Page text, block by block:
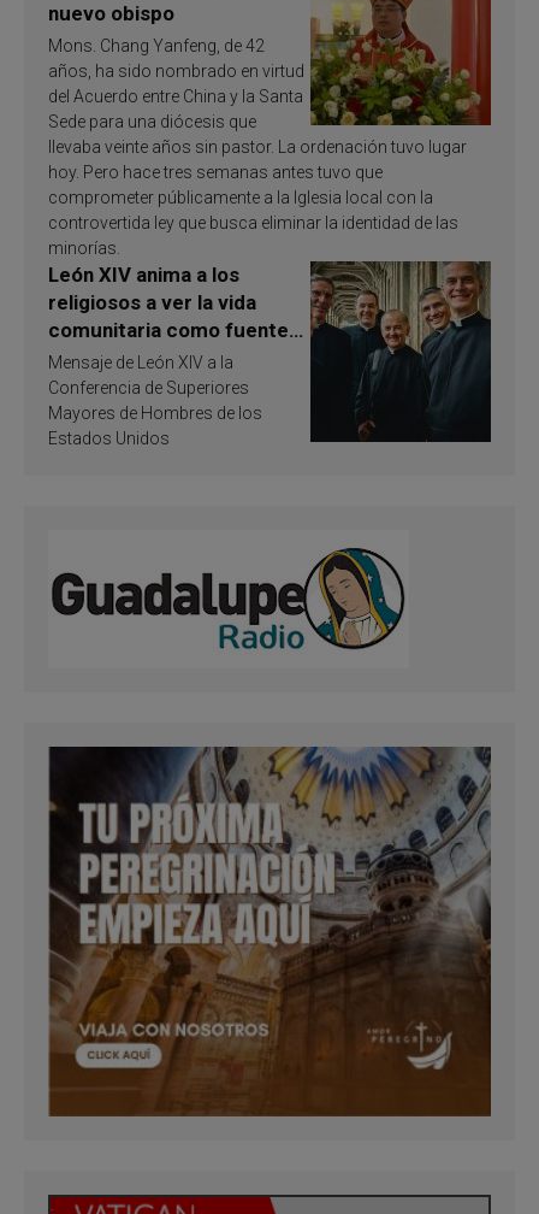
nuevo obispo
Mons. Chang Yanfeng, de 42
años, ha sido nombrado en virtud
del Acuerdo entre China y la Santa
Sede para una diócesis que
llevaba veinte años sin pastor. La ordenación tuvo lugar
hoy. Pero hace tres semanas antes tuvo que
comprometer públicamente a la Iglesia local con la
controvertida ley que busca eliminar la identidad de las
minorías.
León XIV anima a los
religiosos a ver la vida
comunitaria como fuente
de inspiración y
santificación
Mensaje de León XIV a la
Conferencia de Superiores
Mayores de Hombres de los
Estados Unidos